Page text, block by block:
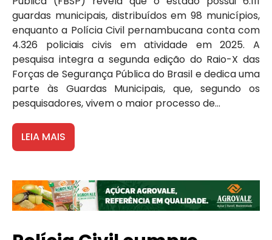
guardas municipais, distribuídos em 98 municípios,
enquanto a Polícia Civil pernambucana conta com
4.326 policiais civis em atividade em 2025. A
pesquisa integra a segunda edição do Raio-X das
Forças de Segurança Pública do Brasil e dedica uma
parte às Guardas Municipais, que, segundo os
pesquisadores, vivem o maior processo de...
LEIA MAIS